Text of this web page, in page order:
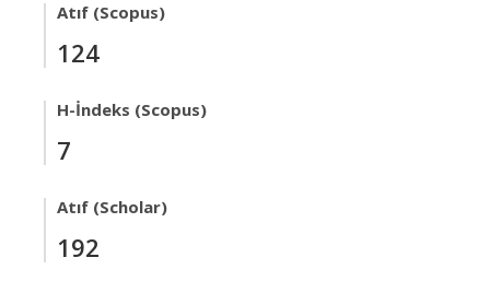
Atıf (Scopus)
124
H-İndeks (Scopus)
7
Atıf (Scholar)
192